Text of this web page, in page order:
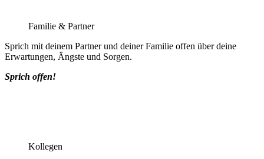
Familie & Partner
Sprich mit deinem Partner und deiner Familie offen über deine
Erwartungen, Ängste und Sorgen.
Sprich offen!
Kollegen